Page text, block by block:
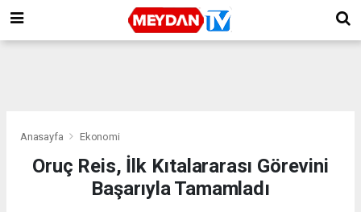
Anasayfa Ekonomi
Oruç Reis, İlk Kıtalararası Görevini
Başarıyla Tamamladı